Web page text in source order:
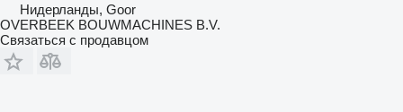
Нидерланды, Goor
OVERBEEK BOUWMACHINES B.V.
Связаться с продавцом